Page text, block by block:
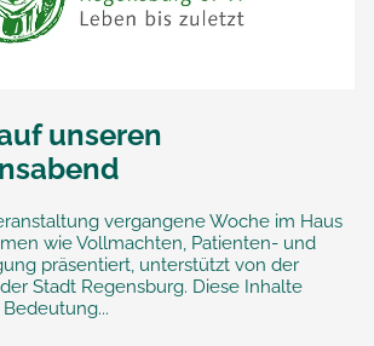
unseren
vergangene Woche im Haus
wie Vollmachten, Patienten- und
präsentiert, unterstützt von der
Stadt Regensburg. Diese Inhalte